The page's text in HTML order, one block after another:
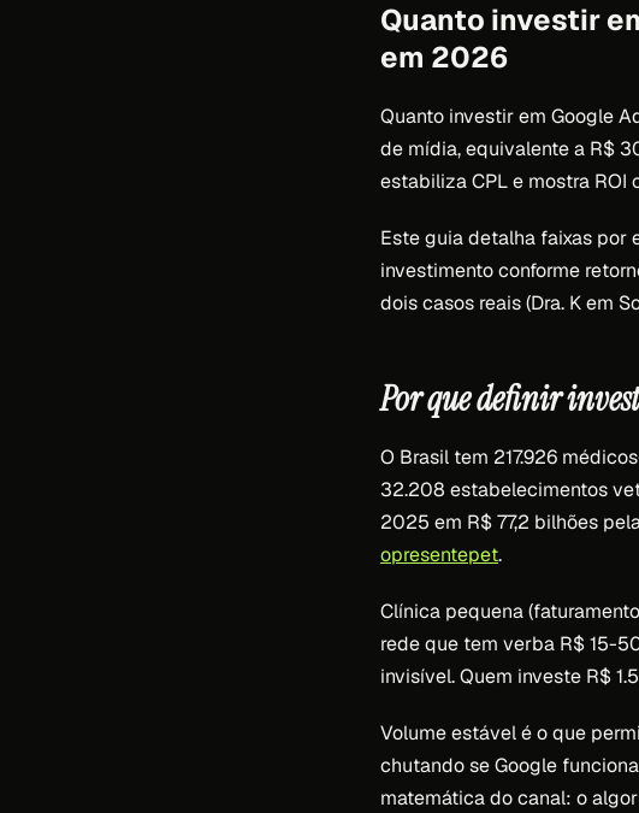
Quanto investir
em 2026
Quanto investir em Google
de mídia, equivalente a R$
estabiliza CPL e mostra
Este guia detalha faixas por
investimento conforme
dois casos reais (Dra. K em
Por que definir
O Brasil tem 217.926
32.208 estabelecimentos
2025 em R$ 77,2 bilhões
opresentepet.
Clínica pequena
rede que tem verba R$ 15-
invisível. Quem investe R$
Volume estável é o que
chutando se Google
matemática do canal: o